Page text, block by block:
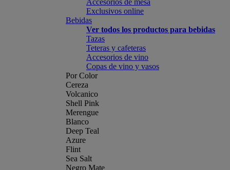
Accesorios de mesa
Exclusivos online
Bebidas
Ver todos los productos para bebidas
Tazas
Teteras y cafeteras
Accesorios de vino
Copas de vino y vasos
Por Color
Cereza
Volcanico
Shell Pink
Merengue
Blanco
Deep Teal
Azure
Flint
Sea Salt
Negro Mate